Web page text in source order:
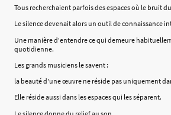
Tous recherchaient parfois des espaces où le bruit
Le silence devenait alors un outil de connaissance
Une manière d'entendre ce qui demeure
quotidienne.
Les grands musiciens le savent :
la beauté d'une œuvre ne réside pas uniquement
Elle réside aussi dans les espaces qui les séparent.